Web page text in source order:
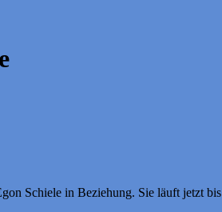
Schiele in Beziehung. Sie läuft jetzt